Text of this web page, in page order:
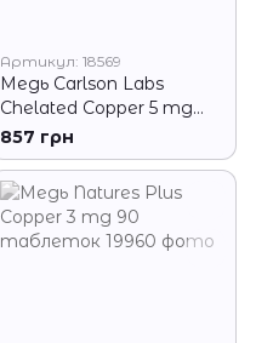
Артикул: 18569
Медь Carlson Labs
Chelated Copper 5 mg
100 таблеток
857 грн